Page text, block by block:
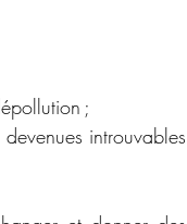
;
introuvables